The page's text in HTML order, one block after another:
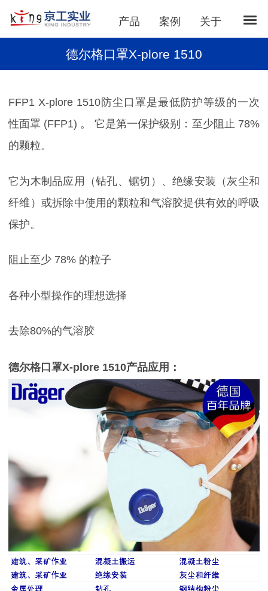
产品 案例 关于
德尔格口罩X-plore 1510
FFP1 X-plore 1510防尘口罩是最低防护等级的一次
性面罩 (FFP1) 。 它是第一保护级别：至少阻止 78%
的颗粒。
它为木制品应用（钻孔、锯切）、绝缘安装（灰尘和
纤维）或拆除中使用的颗粒和气溶胶提供有效的呼吸
保护。
阻止至少 78% 的粒子
各种小型操作的理想选择
去除80%的气溶胶
德尔格口罩X-plore 1510产品应用：